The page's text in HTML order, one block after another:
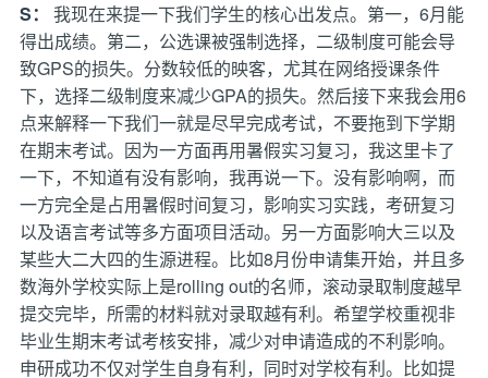
S：
我现在来提一下我们学生的核心出发点。第一，6月能
得出成绩。第二，公选课被强制选择，二级制度可能会导
致GPS的损失。分数较低的映客，尤其在网络授课条件
下，选择二级制度来减少GPA的损失。然后接下来我会用6
点来解释一下我们一就是尽早完成考试，不要拖到下学期
在期末考试。因为一方面再用暑假实习复习，我这里卡了
一下，不知道有没有影响，我再说一下。没有影响啊，而
一方完全是占用暑假时间复习，影响实习实践，考研复习
以及语言考试等多方面项目活动。另一方面影响大三以及
某些大二大四的生源进程。比如8月份申请集开始，并且多
数海外学校实际上是rolling out的名师，滚动录取制度越早
提交完毕，所需的材料就对录取越有利。希望学校重视非
毕业生期末考试考核安排，减少对申请造成的不利影响。
申研成功不仅对学生自身有利，同时对学校有利。比如提